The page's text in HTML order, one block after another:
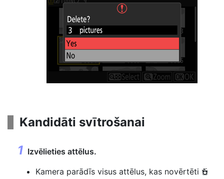
Kandidāti svītrošanai
Izvēlieties attēlus.
Kamera parādīs visus attēlus, kas novērtēti d